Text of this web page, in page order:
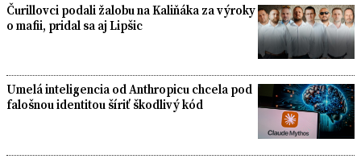
Čurillovci podali žalobu na Kaliňáka za výroky
o mafii, pridal sa aj Lipšic
Umelá inteligencia od Anthropicu chcela pod
falošnou identitou šíriť škodlivý kód